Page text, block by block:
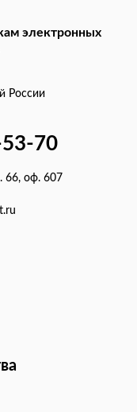
электронных
России
70
66, оф. 607